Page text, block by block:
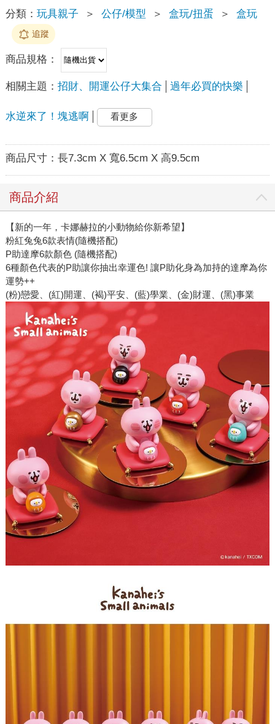
分類： 玩具親子 ＞ 公仔/模型 ＞ 盒玩/扭蛋 ＞ 盒玩
追蹤
商品規格：
相關主題： 招財、開運公仔大集合 過年必買的快樂
水逆來了！塊逃啊 看更多
商品尺寸： 長7.3cm X 寬6.5cm X 高9.5cm
商品介紹
【新的一年，卡娜赫拉的小動物給你新希望】
粉紅兔兔6款表情(隨機搭配)
P助達摩6款顏色 (隨機搭配)
6種顏色代表的P助讓你抽出幸運色! 讓P助化身為加持的達摩為你
運勢++
(粉)戀愛、(紅)開運、(褐)平安、(藍)學業、(金)財運、(黑)事業